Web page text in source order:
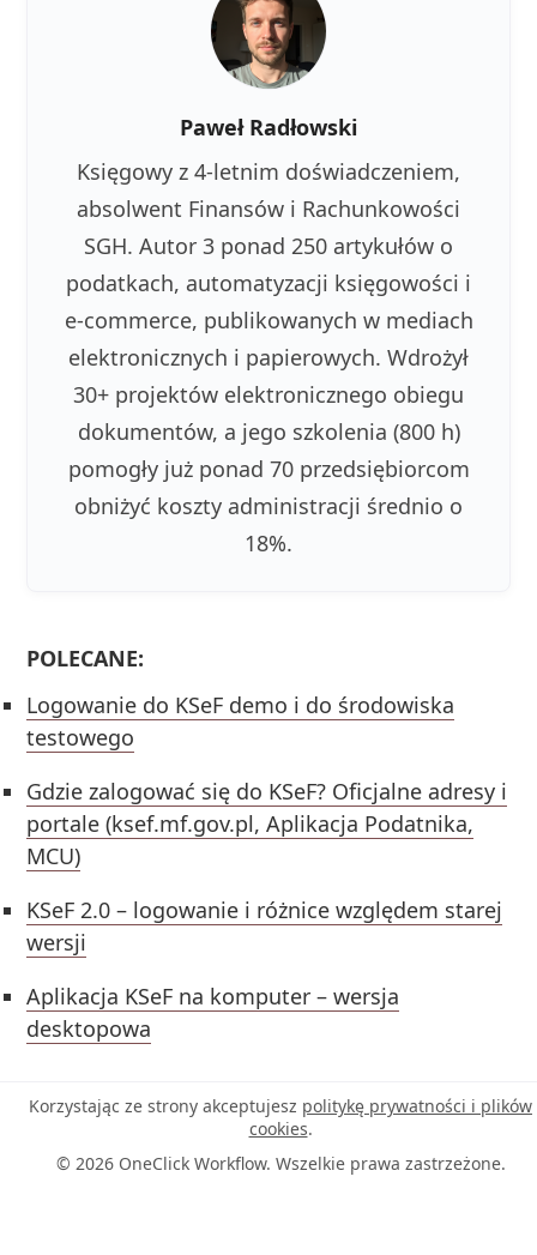
Paweł Radłowski
Księgowy z 4-letnim doświadczeniem,
absolwent Finansów i Rachunkowości
SGH. Autor 3 ponad 250 artykułów o
podatkach, automatyzacji księgowości i
e-commerce, publikowanych w mediach
elektronicznych i papierowych. Wdrożył
30+ projektów elektronicznego obiegu
dokumentów, a jego szkolenia (800 h)
pomogły już ponad 70 przedsiębiorcom
obniżyć koszty administracji średnio o
18%.
POLECANE:
Logowanie do KSeF demo i do środowiska
testowego
Gdzie zalogować się do KSeF? Oficjalne adresy i
portale (ksef.mf.gov.pl, Aplikacja Podatnika,
MCU)
KSeF 2.0 – logowanie i różnice względem starej
wersji
Aplikacja KSeF na komputer – wersja
desktopowa
Korzystając ze strony akceptujesz politykę prywatności i plików
cookies.
© 2026 OneClick Workflow. Wszelkie prawa zastrzeżone.